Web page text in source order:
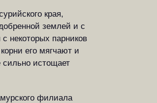
края,
землей и с
некоторых парников
его мягчают и
истощает
филиала